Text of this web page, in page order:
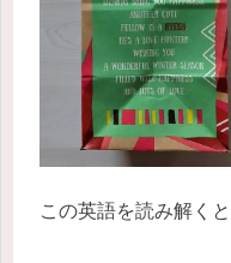
この英語を読み解く